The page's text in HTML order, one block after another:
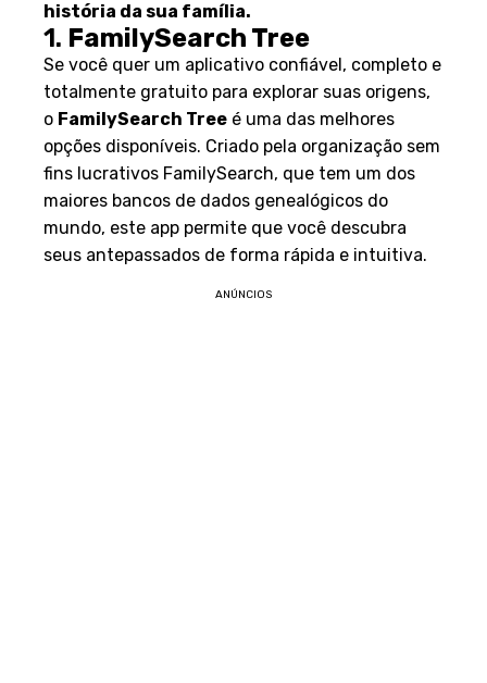
história da sua família.
1. FamilySearch Tree
Se você quer um aplicativo confiável, completo e
totalmente gratuito para explorar suas origens,
o FamilySearch Tree é uma das melhores
opções disponíveis. Criado pela organização sem
fins lucrativos FamilySearch, que tem um dos
maiores bancos de dados genealógicos do
mundo, este app permite que você descubra
seus antepassados de forma rápida e intuitiva.
ANÚNCIOS